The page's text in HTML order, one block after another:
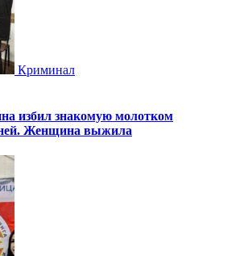
Криминал
избил знакомую молотком
ней. Женщина выжила